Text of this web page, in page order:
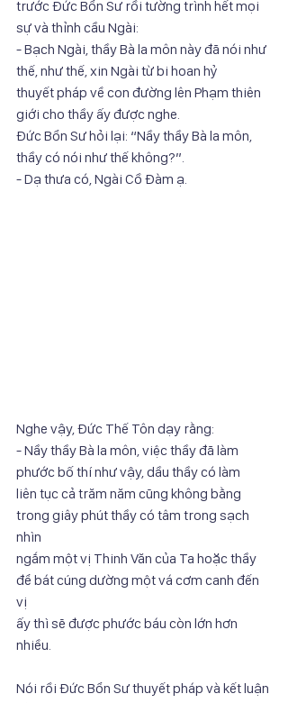
trước Đức Bổn Sư rồi tường trình hết mọi
sự và thỉnh cầu Ngài:
- Bạch Ngài, thầy Bà la môn này đã nói như
thế, như thế, xin Ngài từ bi hoan hỷ
thuyết pháp về con đường lên Phạm thiên
giới cho thầy ấy được nghe.
Đức Bổn Sư hỏi lại: “Nầy thầy Bà la môn,
thầy có nói như thế không?”.
- Dạ thưa có, Ngài Cồ Đàm ạ.
Nghe vậy, Đức Thế Tôn dạy rằng:
- Nầy thầy Bà la môn, việc thầy đã làm
phước bố thí như vậy, dầu thầy có làm
liên tục cả trăm năm cũng không bằng
trong giây phút thầy có tâm trong sạch
nhìn
ngắm một vị Thinh Văn của Ta hoặc thầy
để bát cúng dường một vá cơm canh đến
vị
ấy thì sẽ được phước báu còn lớn hơn
nhiều.
Nói rồi Đức Bổn Sư thuyết pháp và kết luận